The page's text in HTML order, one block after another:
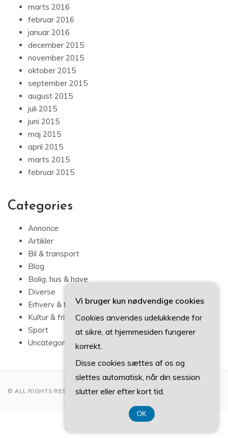
marts 2016
februar 2016
januar 2016
december 2015
november 2015
oktober 2015
september 2015
august 2015
juli 2015
juni 2015
maj 2015
april 2015
marts 2015
februar 2015
Categories
Annonce
Artikler
Bil & transport
Blog
Bolig, hus & have
Diverse
Erhverv & forbrug
Kultur & fritid
Sport
Uncategorized
© ALL RIGHTS RESERVED 2022
CVR-Nummer 374 077 39
Vi bruger kun nødvendige cookies
Cookies anvendes udelukkende for
at sikre, at hjemmesiden fungerer
korrekt.
Disse cookies sættes af os og
slettes automatisk, når din session
slutter eller efter kort tid.
OK